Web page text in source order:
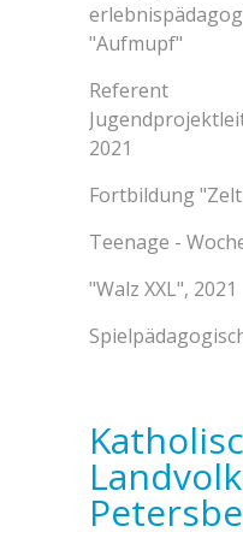
"Aufmupf"
Referent
2021
Fortbildung
Teenage -
"Walz XXL", 2021